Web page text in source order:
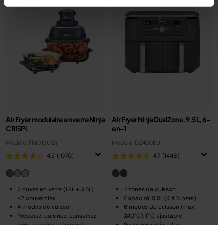
Air Fryer modulaire en verre Ninja
CRISPi
Modèle: FN101EUGY
4.3 (1070)
2 cuves en verre (1.4L + 3.8L)
+2 couvercles
4 modes de cuisson
Préparez, cuisinez, conservez
Air Fryer Ninja DualZone, 9.5L, 6-
en-1
Modèle: DZ400EU
4.7 (1446)
2 zones de cuisson
Capacité: 9.5L (4 à 6 pers)
6 modes de cuisson (max
240°C), T°C ajustable